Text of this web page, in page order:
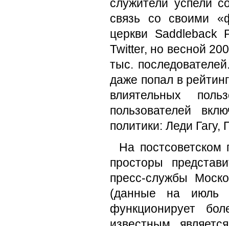
служители успели
связь со своими
церкви Saddleback
Twitter, но весной
тыс.
даже попал в
влиятельных
пользователей
политики: Леди
На постсоветском
просторы
пресс-службы
(данные на июль
функционирует